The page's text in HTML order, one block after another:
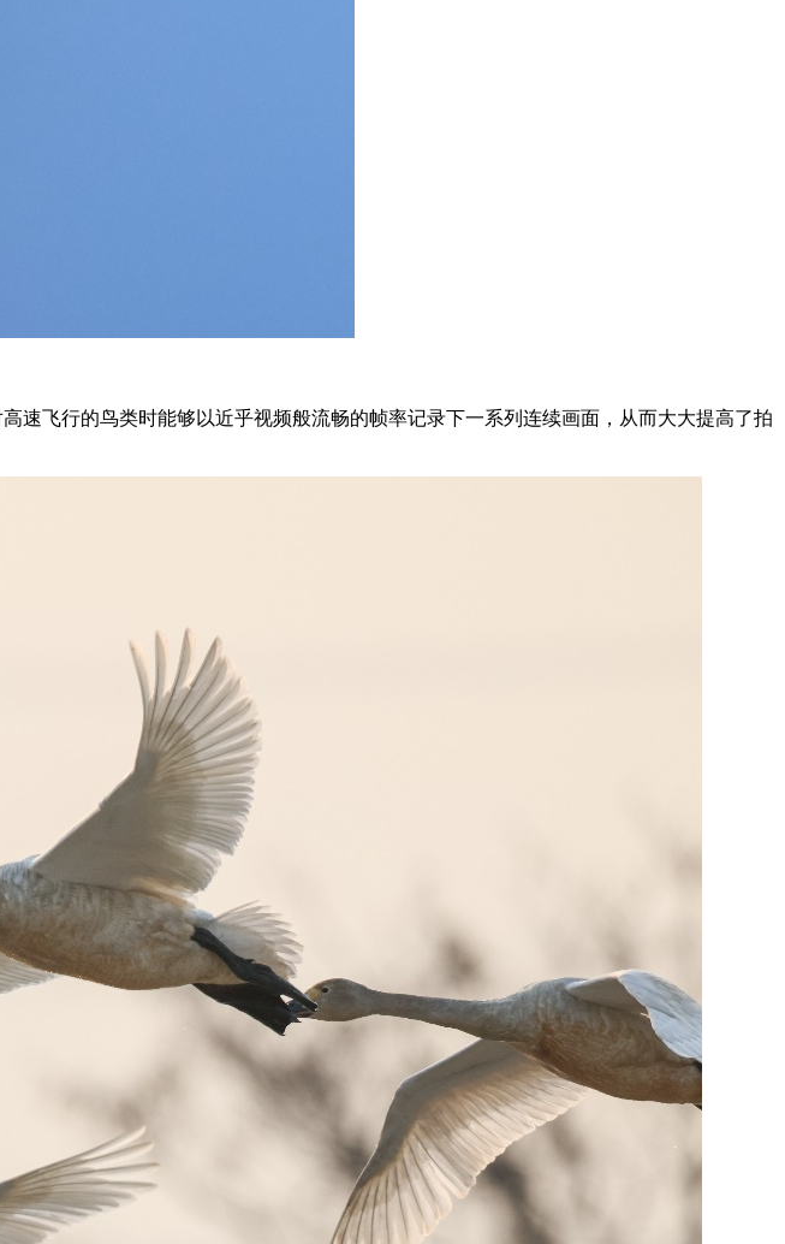
速飞行的鸟类时能够以近乎视频般流畅的帧率记录下一系列连续画面，从而大大提高了拍